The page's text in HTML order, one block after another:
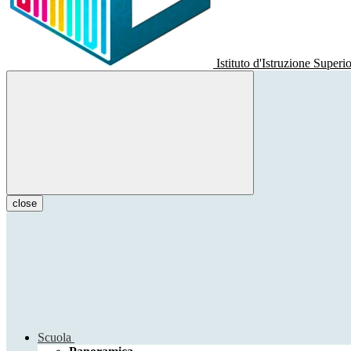
Istituto d'Istruzione
close
Scuola